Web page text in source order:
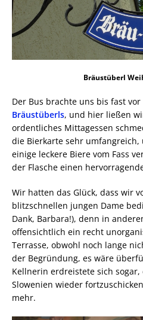
Bräustüberl
Der Bus brachte uns bis fast
Bräustüberls, und hier ließen
ordentliches Mittagessen
die Bierkarte sehr
einige leckere Biere vom Fass
der Flasche einen
Wir hatten das Glück, dass wir
blitzschnellen jungen Dame
Dank, Barbara!), denn in
offensichtlich ein recht
Terrasse, obwohl noch lange
der Begründung, es wäre
Kellnerin erdreistete sich sogar,
Slowenien wieder
mehr.